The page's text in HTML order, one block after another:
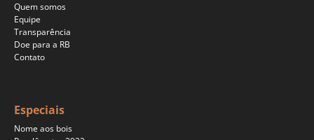
Quem somos
Equipe
Transparência
Doe para a RB
Contato
Especiais
Nome aos bois